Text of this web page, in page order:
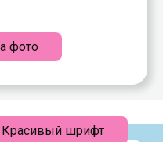
фото
Красивый шрифт